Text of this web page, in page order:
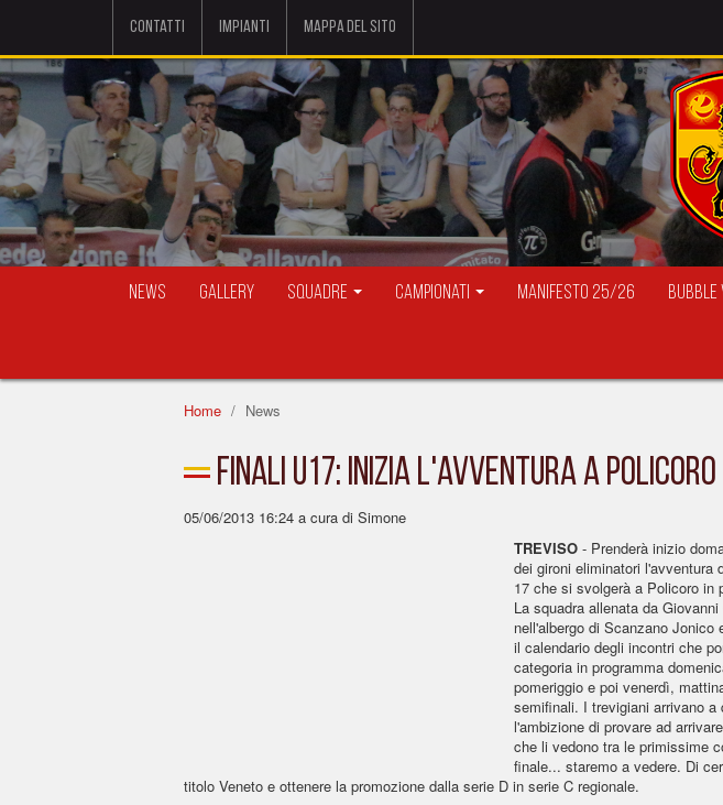
Contatti Impianti Mappa del sito
News Gallery Squadre Campionati Manifesto 25/26
Home News
Finali U17: inizia l'avventura a Policoro
05/06/2013 16:24 a cura di Simone
TREVISO - Prenderà inizio
dei gironi eliminatori l'avventura
17 che si svolgerà a Policoro in
La squadra allenata da
nell'albergo di Scanzano
il calendario degli incontri che
categoria in programma
pomeriggio e poi venerdì,
semifinali. I trevigiani arrivano
l'ambizione di provare ad
che li vedono tra le primissime
finale... staremo a vedere. Di
titolo Veneto e ottenere la promozione dalla serie D in serie C regionale.